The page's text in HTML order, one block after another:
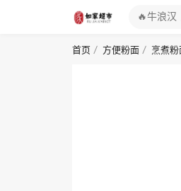
首页 方便粉面 烹煮粉